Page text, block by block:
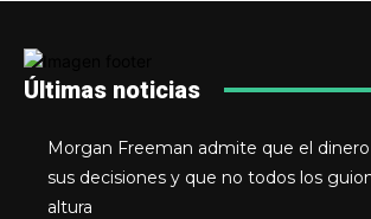
Últimas noticias
Morgan Freeman admite que el
sus decisiones y que no todos los
altura